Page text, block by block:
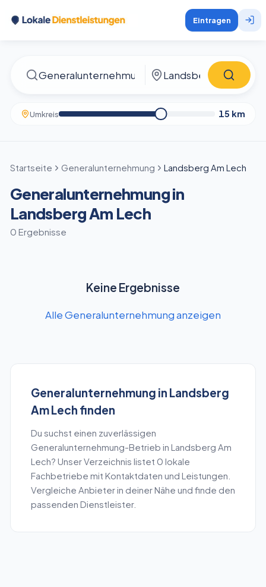
Eintragen
Umkreis 15 km
Startseite Generalunternehmung Landsberg Am Lech
Generalunternehmung in
Landsberg Am Lech
0 Ergebnisse
Keine Ergebnisse
Alle Generalunternehmung anzeigen
Generalunternehmung in Landsberg
Am Lech finden
Du suchst einen zuverlässigen
Generalunternehmung-Betrieb in Landsberg Am
Lech? Unser Verzeichnis listet 0 lokale
Fachbetriebe mit Kontaktdaten und Leistungen.
Vergleiche Anbieter in deiner Nähe und finde den
passenden Dienstleister.